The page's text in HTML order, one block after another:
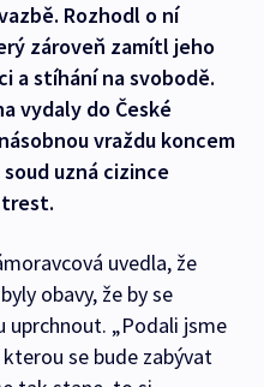
Rozhodl o ní
zároveň zamítl jeho
a stíhání na svobodě.
vydaly do České
vraždu koncem
uzná cizince
uvedla, že
obavy, že by se
uprchnout. „Podali jsme
se bude zabývat